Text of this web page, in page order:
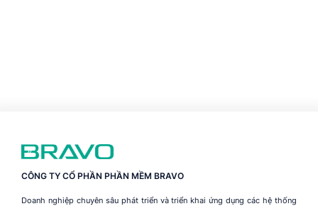
CÔNG TY CỔ PHẦN PHẦN MỀM BRAVO
Doanh nghiệp chuyên sâu phát triển và triển khai ứng dụng các hệ thống